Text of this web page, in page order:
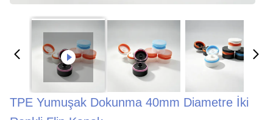
TPE Yumuşak Dokunma 40mm Diametre İki